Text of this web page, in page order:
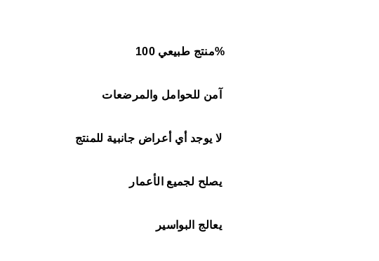
%منتج طبيعي 100
آمن للحوامل والمرضعات
لا يوجد أي أعراض جانبية للمنتج
يصلح لجميع الأعمار
يعالج البواسير